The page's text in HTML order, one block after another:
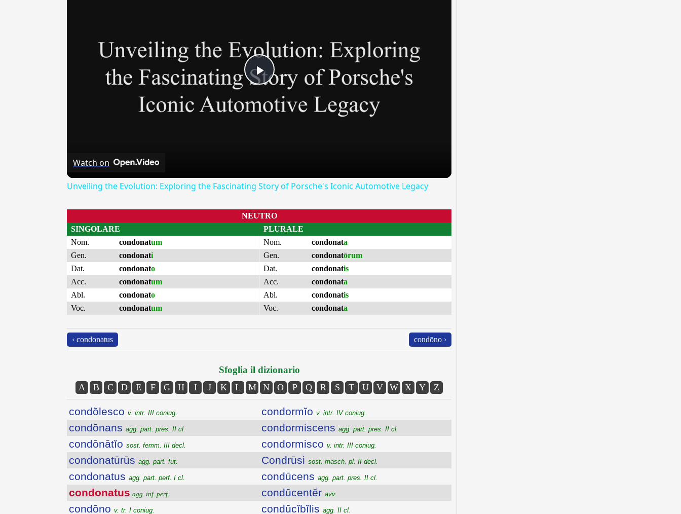
Play
Video
Watch on
Unveiling the Evolution: Exploring the Fascinating Story of Porsche's Iconic Automotive Legacy
NEUTRO
SINGOLARE
Nom.
condonatum
Gen.
condonati
Dat.
condonato
Acc.
condonatum
Abl.
condonato
Voc.
condonatum
PLURALE
Nom.
condonata
Gen.
condonatōrum
Dat.
condonatis
Acc.
condonata
Abl.
condonatis
Voc.
condonata
‹ condonatus condōno ›
Sfoglia il dizionario
A B C D E F G H I J K L M N O P Q R S T U V W X Y Z
condŏlesco v. intr. III coniug.
condōnans agg. part. pres. II cl.
condōnātĭo sost. femm. III decl.
condonatūrūs agg. part. fut.
condonatus agg. part. perf. I cl.
condonatus agg. inf. perf.
condōno v. tr. I coniug.
condormĭo v. intr. IV coniug.
condormiscens agg. part. pres. II cl.
condormisco v. intr. III coniug.
Condrūsi sost. masch. pl. II decl.
condūcens agg. part. pres. II cl.
condūcentĕr avv.
condūcĭbĭlis agg. II cl.